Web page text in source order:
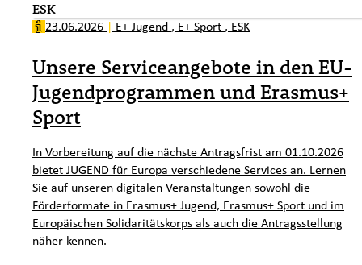
ESK
23.06.2026 | E+ Jugend , E+ Sport , ESK
Unsere Serviceangebote in den EU-
Jugendprogrammen und Erasmus+
Sport
In Vorbereitung auf die nächste Antragsfrist am 01.10.2026
bietet JUGEND für Europa verschiedene Services an. Lernen
Sie auf unseren digitalen Veranstaltungen sowohl die
Förderformate in Erasmus+ Jugend, Erasmus+ Sport und im
Europäischen Solidaritätskorps als auch die Antragsstellung
näher kennen.